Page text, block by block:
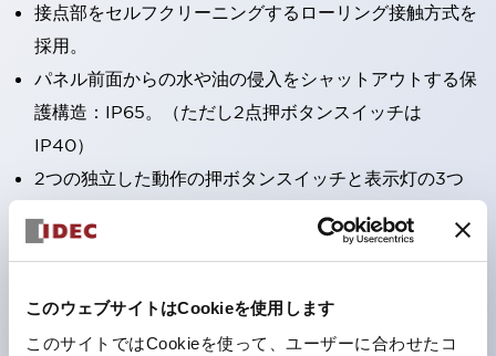
このウェブサイトはCookieを使用します
このサイトではCookieを使って、ユーザーに合わせたコ
接点部をセルフクリーニングするローリング接触方式を
採用。
パネル前面からの水や油の侵入をシャットアウトする保
護構造：IP65。（ただし2点押ボタンスイッチは
IP40）
2つの独立した動作の押ボタンスイッチと表示灯の3つ
の機能を1つのスイッチで可能にした2点押ボタンスイッ
チも完備。
1つで6色の役をこなすLED球（LSRD球）。これまで色
ごとに分かれていたLED球を、1色のLED球で各色を表